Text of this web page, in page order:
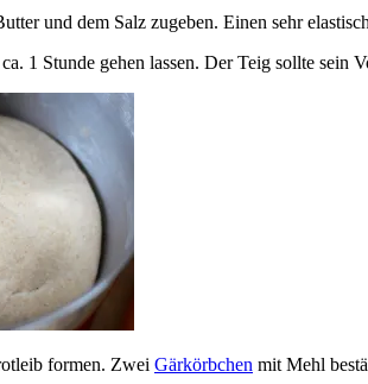
und dem Salz zugeben. Einen sehr
1 Stunde gehen lassen. Der Teig sollte sein
formen. Zwei Gärkörbchen mit Mehl